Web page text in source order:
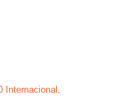
Internacional.